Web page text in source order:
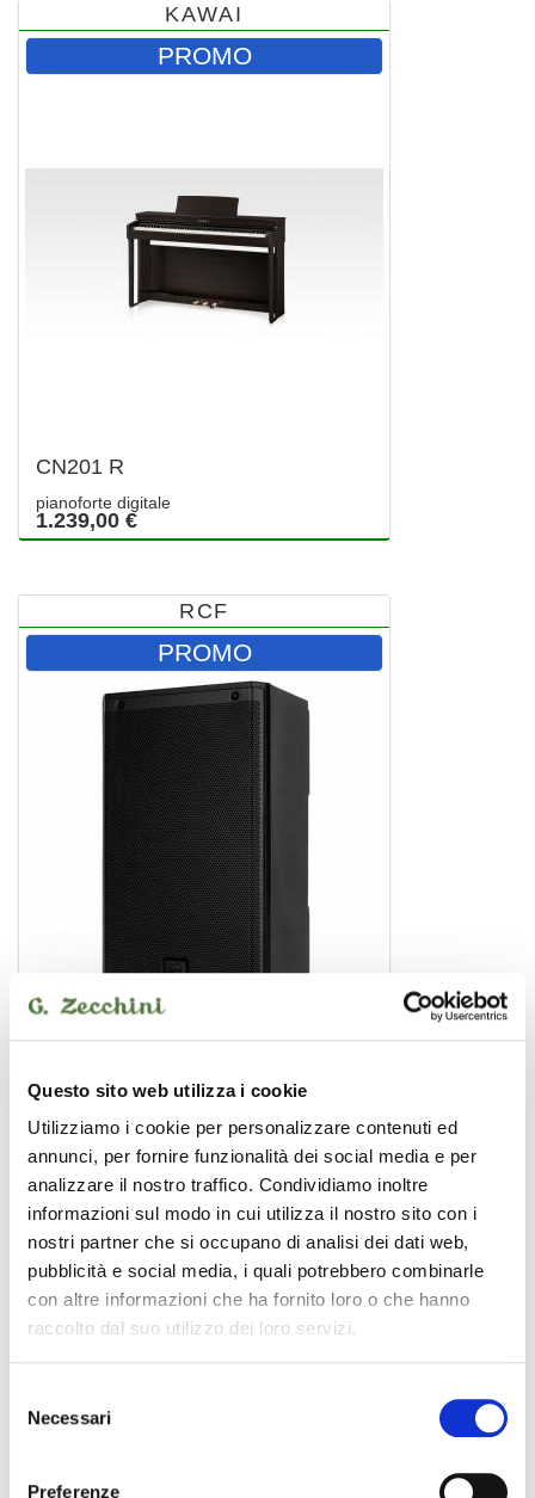
Questo sito web utilizza i cookie
Utilizziamo i cookie per personalizzare contenuti ed
annunci, per fornire funzionalità dei social media e per
analizzare il nostro traffico. Condividiamo inoltre
informazioni sul modo in cui utilizza il nostro sito con i
nostri partner che si occupano di analisi dei dati web,
pubblicità e social media, i quali potrebbero combinarle
con altre informazioni che ha fornito loro o che hanno
raccolto dal suo utilizzo dei loro servizi.
delNecessari
Preferenze
KAWAI
PROMO
CN201 R
pianoforte digitale
1.239,00 €
RCF
PROMO
diffusore attivo
619,00 €
ALTO
PROMO